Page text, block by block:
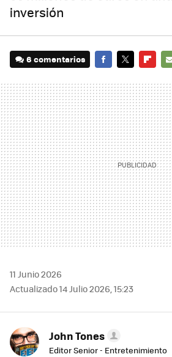
inversión
6 comentarios
11 Junio 2026
Actualizado 14 Julio 2026, 15:23
John Tones
Editor Senior - Entretenimiento